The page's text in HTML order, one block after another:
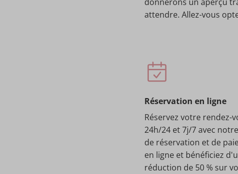
attendre. Allez-vous
Réservation en ligne
Réservez votre rendez-
24h/24 et 7j/7 avec
de réservation et de
en ligne et bénéficiez
réduction de 50 % sur